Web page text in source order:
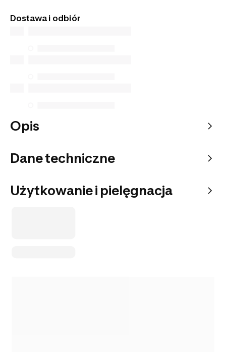
do wybranego punktu odbioru.
Dostawa i odbiór
Opis
Dane techniczne
Użytkowanie i pielęgnacja